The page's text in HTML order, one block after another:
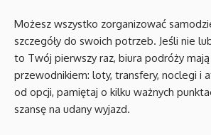
Możesz wszystko zorganizować
szczegóły do swoich potrzeb. Jeśli nie
to Twój pierwszy raz, biura podróży
przewodnikiem: loty, transfery, noclegi i
od opcji, pamiętaj o kilku ważnych
szansę na udany wyjazd.